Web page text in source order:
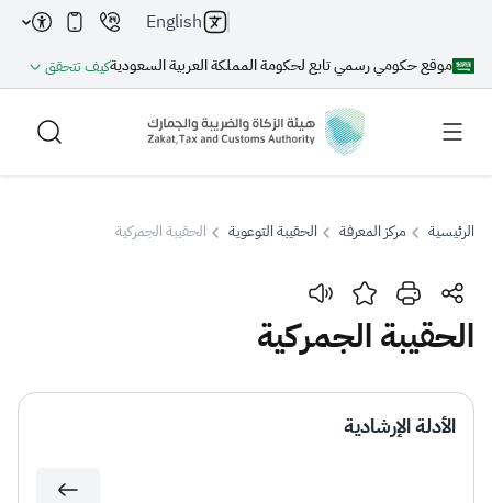
موقع حكومي رسمي تابع لحكومة المملكة العربية السعوديةكيف تتحقق
English
بحث
الرئيسية مركز المعرفة الحقيبة التوعوية الحقيبة الجمركية
الحقيبة الجمركية
الأدلة الإرشادية